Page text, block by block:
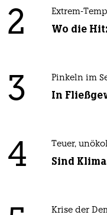
2 Extrem-
Wo die
3 Pinkeln im
In
4 Teuer,
Sind
Krise der